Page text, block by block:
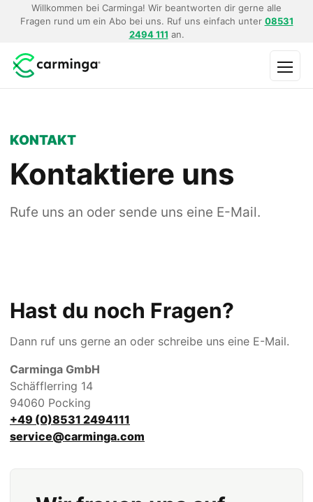
Willkommen bei Carminga! Wir beantworten dir gerne alle
Fragen rund um ein Abo bei uns. Ruf uns einfach unter 08531
2494 111 an.
KONTAKT
Kontaktiere uns
Rufe uns an oder sende uns eine E-Mail.
Hast du noch Fragen?
Dann ruf uns gerne an oder schreibe uns eine E-Mail.
Carminga GmbH
Schäfflerring 14
94060 Pocking
+49 (0)8531 2494111
service@carminga.com